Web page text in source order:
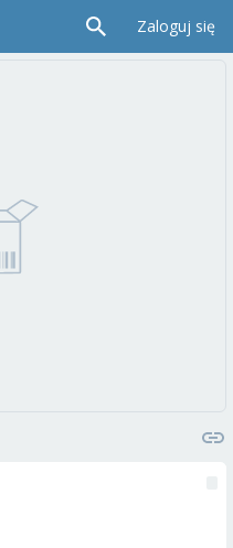
Zaloguj się